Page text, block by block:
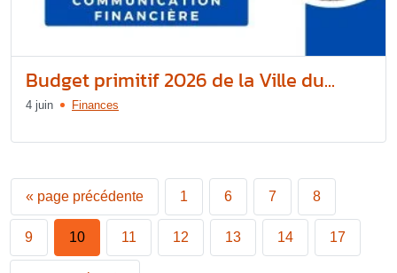
Budget primitif 2026 de la Ville du...
4 juin Finances
« page précédente 1 6 7 8
9 10 11 12 13 14 17